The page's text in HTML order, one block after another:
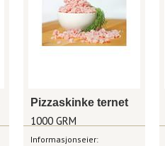
Pizzaskinke ternet
1000 GRM
Informasjonseier: